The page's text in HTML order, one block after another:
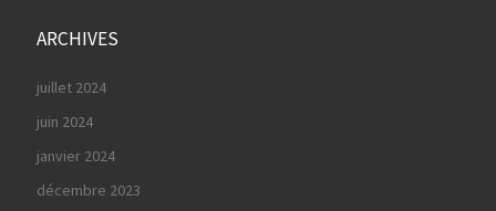
ARCHIVES
juillet 2024
juin 2024
janvier 2024
décembre 2023